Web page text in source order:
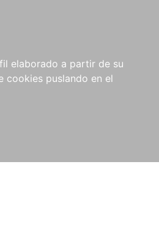
elaborado a partir de su
cookies puslando en el
COMPRAS
INSTITUCIONALES